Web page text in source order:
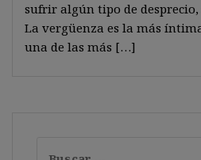
sufrir algún tipo de
La vergüenza es la más
una de las más […]